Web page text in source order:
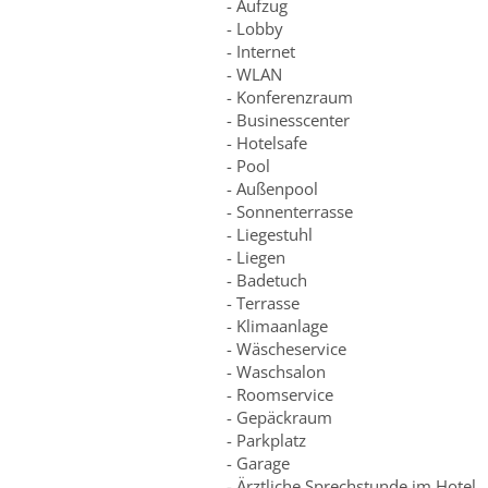
- Aufzug
- Lobby
- Internet
- WLAN
- Konferenzraum
- Businesscenter
- Hotelsafe
- Pool
- Außenpool
- Sonnenterrasse
- Liegestuhl
- Liegen
- Badetuch
- Terrasse
- Klimaanlage
- Wäscheservice
- Waschsalon
- Roomservice
- Gepäckraum
- Parkplatz
- Garage